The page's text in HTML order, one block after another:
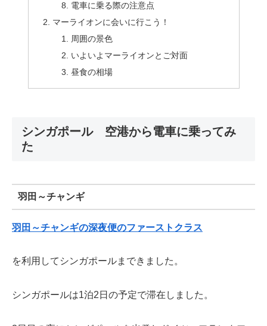
電車に乗る際の注意点
マーライオンに会いに行こう！
周囲の景色
いよいよマーライオンとご対面
昼食の相場
シンガポール 空港から電車に乗ってみ
た
羽田～チャンギ
羽田～チャンギの深夜便のファーストクラス
を利用してシンガポールまできました。
シンガポールは1泊2日の予定で滞在しました。